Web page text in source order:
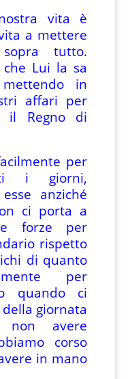
vita è
a mettere
tutto.
che Lui la sa
in
affari per
il Regno di
per
i giorni,
anziché
ci porta a
e forze per
rispetto
di quanto
per
quando ci
giornata
avere
corso
in mano